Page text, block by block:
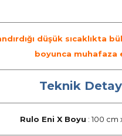
düşük sıcaklıkta
boyunca muhafaza
Teknik
Rulo Eni X Boyu : 100 cm